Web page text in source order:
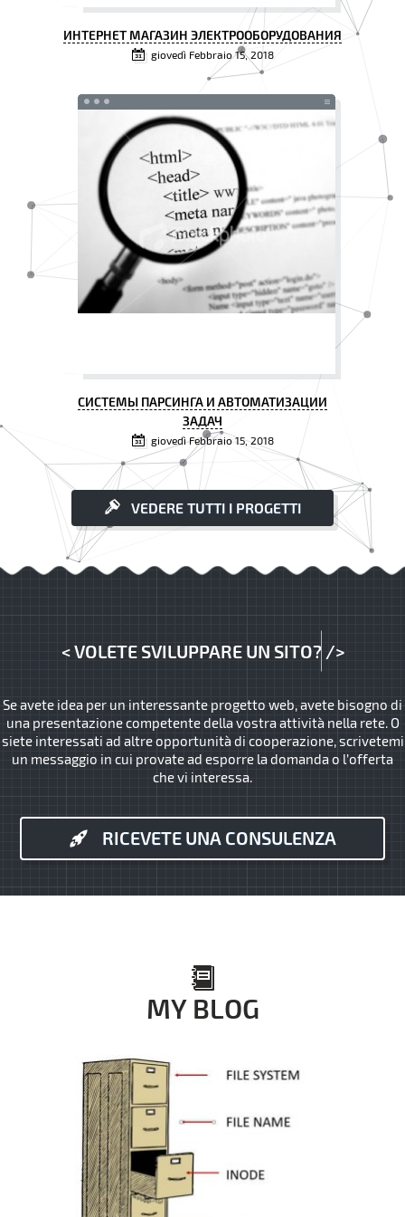
ИНТЕРНЕТ МАГАЗИН ЭЛЕКТРООБОРУДОВАНИЯ
giovedì Febbraio 15, 2018
СИСТЕМЫ ПАРСИНГА И АВТОМАТИЗАЦИИ
ЗАДАЧ
giovedì Febbraio 15, 2018
VEDERE TUTTI I PROGETTI
<VOLETE SVILUPPARE UN SITO? />
Se avete idea per un interessante progetto web, avete bisogno di
una presentazione competente della vostra attività nella rete. O
siete interessati ad altre opportunità di cooperazione, scrivetemi
un messaggio in cui provate ad esporre la domanda o l’offerta
che vi interessa.
RICEVETE UNA CONSULENZA
MY BLOG